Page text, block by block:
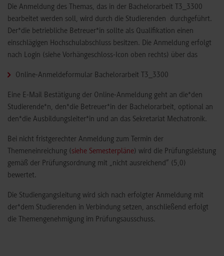
Die Anmeldung des Themas, das in der Bachelorarbeit T3_3300
bearbeitet werden soll, wird durch die Studierenden durchgeführt.
Der*die betriebliche Betreuer*in sollte als Qualifikation einen
einschlägigen Hochschulabschluss besitzen. Die Anmeldung erfolgt
nach Login (siehe Vorhängeschloss-Icon oben rechts) über das
Online-Anmeldeformular Bachelorarbeit T3_3300
Eine E-Mail Bestätigung der Online-Anmeldung geht an die*den
Studierende*n, den*die Betreuer*in der Bachelorarbeit, optional an
den*die Ausbildungsleiter*in und an das Sekretariat Mechatronik.
Bei nicht fristgerechter Anmeldung zum Termin der
Themeneinreichung (siehe Semesterpläne) wird die Prüfungsleistung
gemäß der Prüfungsordnung mit „nicht ausreichend“ (5,0)
bewertet.
Die Studiengangsleitung wird sich nach erfolgter Anmeldung mit
der*dem Studierenden in Verbindung setzen, anschließend erfolgt
die Themengenehmigung im Prüfungsausschuss.